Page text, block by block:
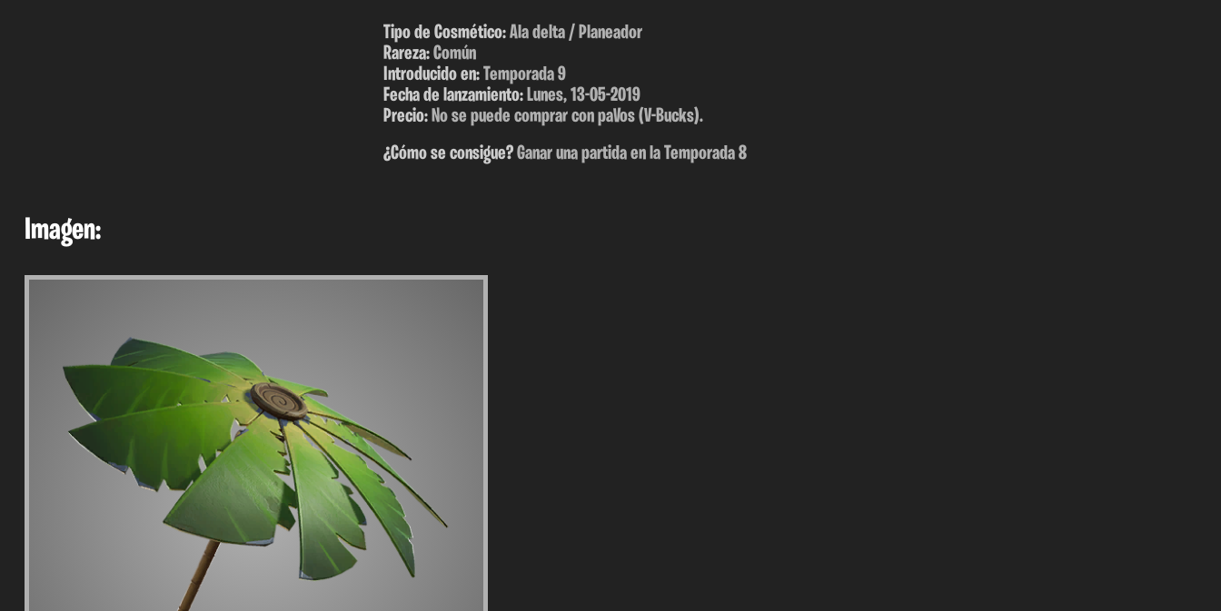
Tipo de Cosmético:Ala delta / Planeador
Rareza:Común
Introducido en:Temporada 9
Fecha de lanzamiento: Lunes, 13-05-2019
Precio:No se puede comprar con paVos (V-Bucks).
¿Cómo se consigue?Ganar una partida en la Temporada 8
Imagen: